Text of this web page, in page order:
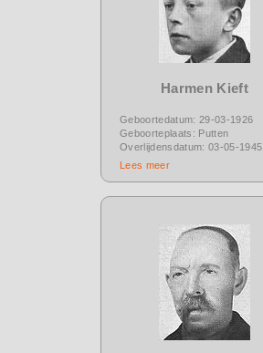
Harmen Kieft
Geboortedatum: 29-03-1926
Geboorteplaats: Putten
Overlijdensdatum: 03-05-1945
Lees meer